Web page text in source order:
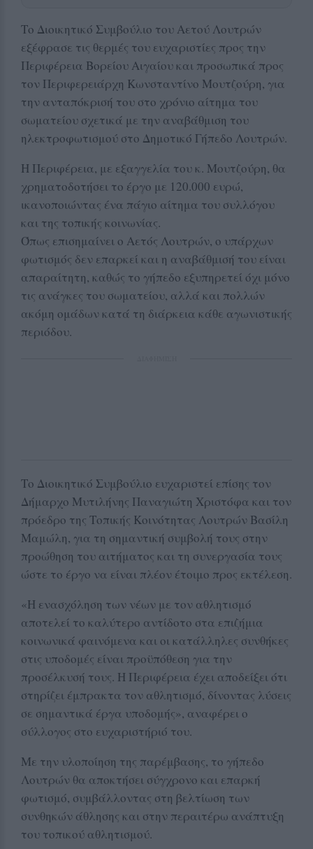
Το Διοικητικό Συμβούλιο του Αετού Λουτρών
εξέφρασε τις θερμές του ευχαριστίες προς την
Περιφέρεια Βορείου Αιγαίου και προσωπικά προς
τον Περιφερειάρχη Κωνσταντίνο Μουτζούρη, για
την ανταπόκρισή του στο χρόνιο αίτημα του
σωματείου σχετικά με την αναβάθμιση του
ηλεκτροφωτισμού στο Δημοτικό Γήπεδο Λουτρών.
Η Περιφέρεια, με εξαγγελία του κ. Μουτζούρη, θα
χρηματοδοτήσει το έργο με 120.000 ευρώ,
ικανοποιώντας ένα πάγιο αίτημα του συλλόγου
και της τοπικής κοινωνίας.
Όπως επισημαίνει ο Αετός Λουτρών, ο υπάρχων
φωτισμός δεν επαρκεί και η αναβάθμισή του είναι
απαραίτητη, καθώς το γήπεδο εξυπηρετεί όχι μόνο
τις ανάγκες του σωματείου, αλλά και πολλών
ακόμη ομάδων κατά τη διάρκεια κάθε αγωνιστικής
περιόδου.
Το Διοικητικό Συμβούλιο ευχαριστεί επίσης τον
Δήμαρχο Μυτιλήνης Παναγιώτη Χριστόφα και τον
πρόεδρο της Τοπικής Κοινότητας Λουτρών Βασίλη
Μαμώλη, για τη σημαντική συμβολή τους στην
προώθηση του αιτήματος και τη συνεργασία τους
ώστε το έργο να είναι πλέον έτοιμο προς εκτέλεση.
«Η ενασχόληση των νέων με τον αθλητισμό
αποτελεί το καλύτερο αντίδοτο στα επιζήμια
κοινωνικά φαινόμενα και οι κατάλληλες συνθήκες
στις υποδομές είναι προϋπόθεση για την
προσέλκυσή τους. Η Περιφέρεια έχει αποδείξει ότι
στηρίζει έμπρακτα τον αθλητισμό, δίνοντας λύσεις
σε σημαντικά έργα υποδομής», αναφέρει ο
σύλλογος στο ευχαριστήριό του.
Με την υλοποίηση της παρέμβασης, το γήπεδο
Λουτρών θα αποκτήσει σύγχρονο και επαρκή
φωτισμό, συμβάλλοντας στη βελτίωση των
συνθηκών άθλησης και στην περαιτέρω ανάπτυξη
του τοπικού αθλητισμού.